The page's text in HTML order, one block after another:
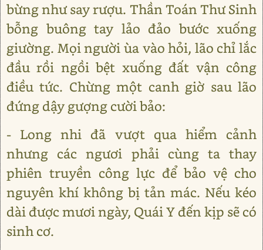
bừng như say rượu. Thần Toán Thư Sinh
bỗng buông tay lảo đảo bước xuống
giường. Mọi người ùa vào hỏi, lão chỉ lắc
đầu rồi ngồi bệt xuống đất vận công
điều tức. Chừng một canh giờ sau lão
đứng dậy gượng cười bảo:
- Long nhi đã vượt qua hiểm cảnh
nhưng các ngươi phải cùng ta thay
phiên truyền công lực để bảo vệ cho
nguyên khí không bị tản mác. Nếu kéo
dài được mươi ngày, Quái Y đến kịp sẽ có
sinh cơ.